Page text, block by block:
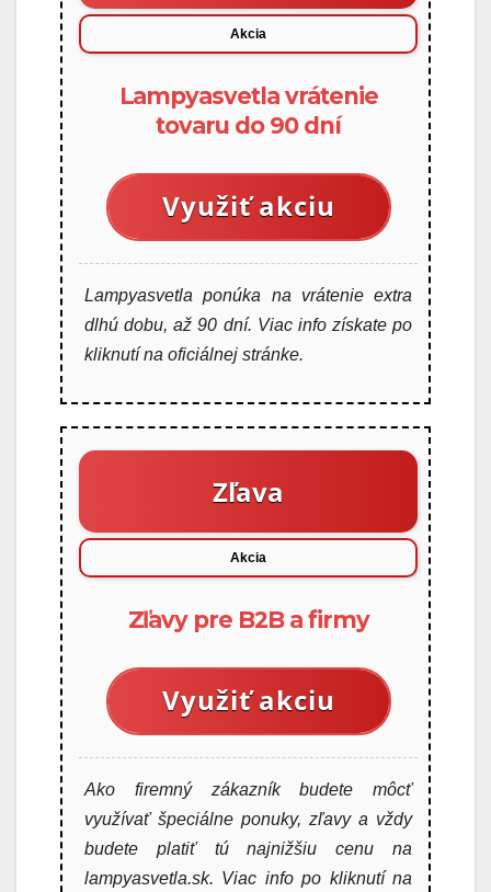
Akcia
Lampyasvetla vrátenie
tovaru do 90 dní
Využiť akciu
Lampyasvetla ponúka na vrátenie extra
dlhú dobu, až 90 dní. Viac info získate po
kliknutí na oficiálnej stránke.
Zľava
Akcia
Zľavy pre B2B a firmy
Využiť akciu
Ako firemný zákazník budete môcť
využívať špeciálne ponuky, zľavy a vždy
budete platiť tú najnižšiu cenu na
lampyasvetla.sk. Viac info po kliknutí na